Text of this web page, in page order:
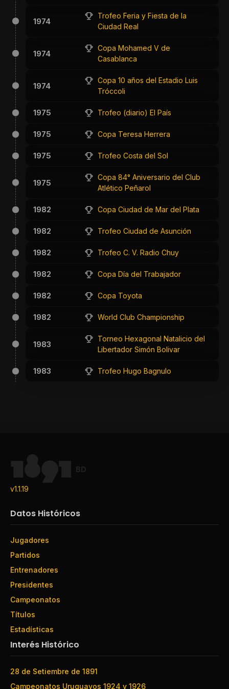
1974
Trofeo Feria y Fiesta de la
Ciudad Real
1974
Copa Mohamed V de
Casablanca
1974
Copa 10 años del Estadio Luis
Tróccoli
1975 Trofeo (diario) El País
1975 Copa Teresa Herrera
1975 Trofeo Costa del Sol
1975
Copa 84° Aniversario del Club
Atlético Peñarol
1982 Copa Ciudad de Mar del Plata
1982 Trofeo Ciudad de Asunción
1982 Trofeo C. V. Radio Chuy
1982 Copa Día del Trabajador
1982 Copa Toyota
1982 World Club Championship
1983
Torneo Hexagonal Natalicio del
Libertador Simón Bolivar
1983 Trofeo Hugo Bagnulo
BD
v1.1.19
Datos Históricos
Jugadores
Partidos
Entrenadores
Presidentes
Campeonatos
Títulos
Estadísticas
Interés Histórico
28 de Setiembre de 1891
Campeonatos Uruguayos 1924 y 1926